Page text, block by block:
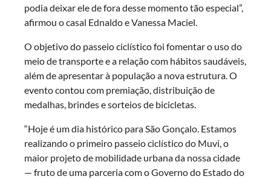
podia deixar ele de fora desse momento tão especial”,
afirmou o casal Ednaldo e Vanessa Maciel.
O objetivo do passeio ciclístico foi fomentar o uso do
meio de transporte e a relação com hábitos saudáveis,
além de apresentar à população a nova estrutura. O
evento contou com premiação, distribuição de
medalhas, brindes e sorteios de bicicletas.
“Hoje é um dia histórico para São Gonçalo. Estamos
realizando o primeiro passeio ciclístico do Muvi, o
maior projeto de mobilidade urbana da nossa cidade
— fruto de uma parceria com o Governo do Estado do